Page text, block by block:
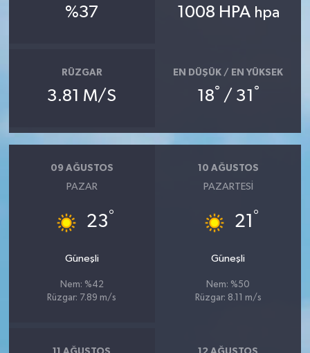
%37 1008 HPA hpa
RÜZGAR
3.81 M/S
EN DÜŞÜK / EN YÜKSEK
18° / 31 °
09 AĞUSTOS
PAZAR
23°
Güneşli
Nem: %42
Rüzgar: 7.89 m/s
10 AĞUSTOS
PAZARTESI
21 °
Güneşli
Nem: %50
Rüzgar: 8.11 m/s